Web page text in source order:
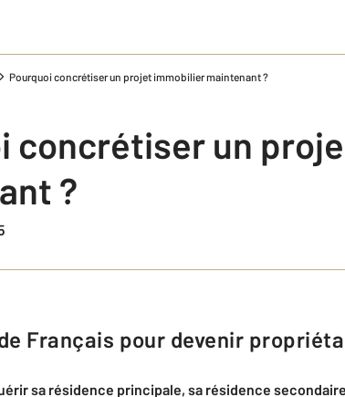
Pourquoi concrétiser un projet immobilier maintenant ?
concrétiser un
?
de Français pour devenir
sa résidence principale, sa résidence